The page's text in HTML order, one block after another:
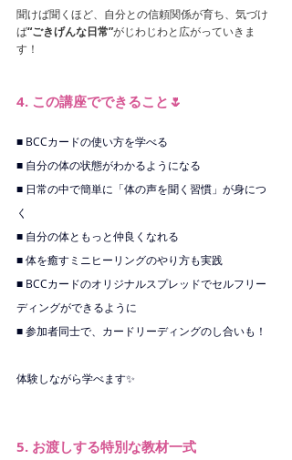
聞けば聞くほど、自分との信頼関係が育ち、気づけ
ば“ごきげんな日常”がじわじわと広がっていきま
す！
4. この講座でできること🌷
■ BCCカードの使い方を学べる
■ 自分の体の状態がわかるようになる
■ 日常の中で簡単に「体の声を聞く習慣」が身につ
く
■ 自分の体ともっと仲良くなれる
■ 体を癒すミニヒーリングのやり方も実践
■ BCCカードのオリジナルスプレッドでセルフリー
ディングができるように
■ 参加者同士で、カードリーディングのし合いも！
体験しながら学べます✨
5. お渡しする特別な教材一式